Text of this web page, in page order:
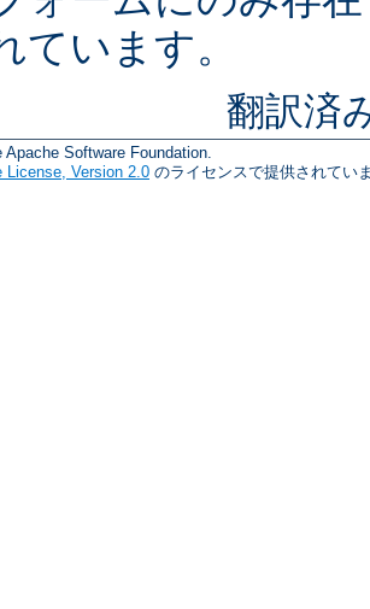
ています。
翻訳済
Software Foundation.
License, Version 2.0 のライセンスで提供されてい